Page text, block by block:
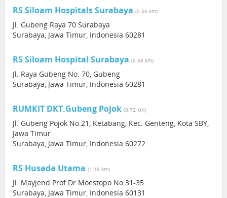
RS Siloam Hospitals Surabaya (0.66 km)
Jl. Gubeng Raya 70 Surabaya
Surabaya, Jawa Timur, Indonesia 60281
RS Siloam Hospital Surabaya (0.66 km)
Jl. Raya Gubeng No. 70, Gubeng
Surabaya, Jawa Timur, Indonesia 60281
RUMKIT DKT.Gubeng Pojok (0.72 km)
Jl. Gubeng Pojok No.21, Ketabang, Kec. Genteng, Kota SBY,
Jawa Timur
Surabaya, Jawa Timur, Indonesia 60272
RS Husada Utama (1.18 km)
Jl. Mayjend Prof.Dr.Moestopo No.31-35
Surabaya, Jawa Timur, Indonesia 60131